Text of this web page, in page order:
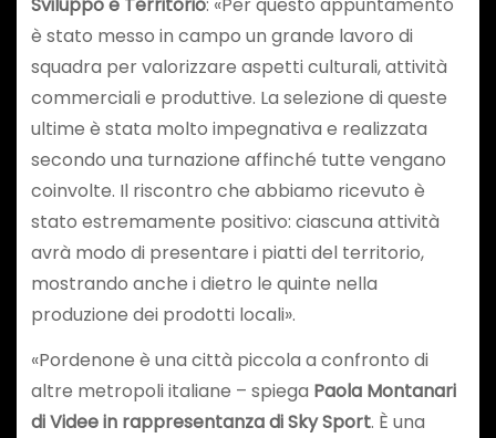
è stato messo in campo un grande lavoro di
squadra per valorizzare aspetti culturali, attività
commerciali e produttive. La selezione di queste
ultime è stata molto impegnativa e realizzata
secondo una turnazione affinché tutte vengano
coinvolte. Il riscontro che abbiamo ricevuto è
stato estremamente positivo: ciascuna attività
avrà modo di presentare i piatti del territorio,
mostrando anche i dietro le quinte nella
produzione dei prodotti locali».
«Pordenone è una città piccola a confronto di
altre metropoli italiane – spiega Paola Montanari
di Videe in rappresentanza di Sky Sport. È una